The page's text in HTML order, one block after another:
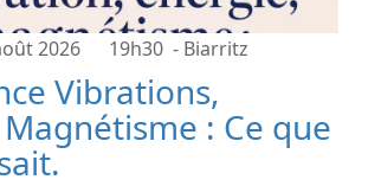
2026 19h30 - Biarritz
Vibrations,
: Ce que